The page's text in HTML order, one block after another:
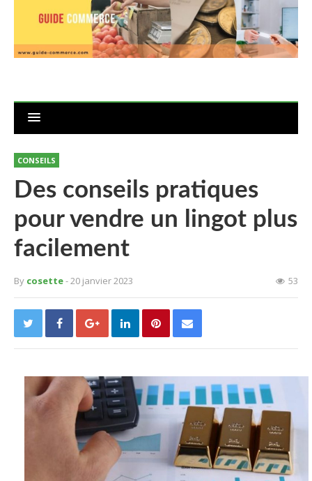
CONSEILS
Des conseils pratiques
pour vendre un lingot plus
facilement
By cosette- 20 janvier 2023 53